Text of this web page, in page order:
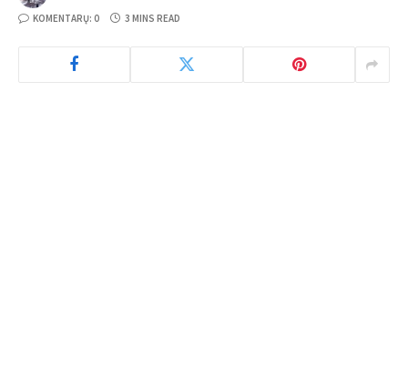
KOMENTARŲ: 0 3 MINS READ